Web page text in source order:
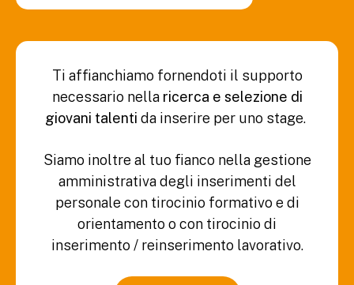
Ti affianchiamo fornendoti il supporto
necessario nella ricerca e selezione di
giovani talenti da inserire per uno stage.
Siamo inoltre al tuo fianco nella gestione
amministrativa degli inserimenti del
personale con tirocinio formativo e di
orientamento o con tirocinio di
inserimento / reinserimento lavorativo.